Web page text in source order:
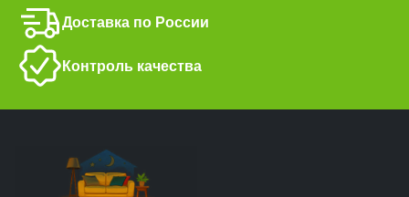
Доставка по России
Контроль качества